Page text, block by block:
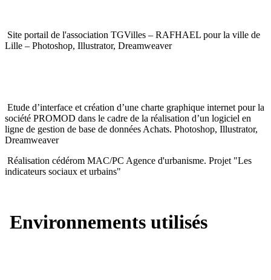
Site portail de l'association TGVilles – RAFHAEL pour la ville de
Lille – Photoshop, Illustrator, Dreamweaver
Etude d’interface et création d’une charte graphique internet pour la
société PROMOD dans le cadre de la réalisation d’un logiciel en
ligne de gestion de base de données Achats. Photoshop, Illustrator,
Dreamweaver
Réalisation cédérom MAC/PC Agence d'urbanisme. Projet "Les
indicateurs sociaux et urbains"
Environnements utilisés